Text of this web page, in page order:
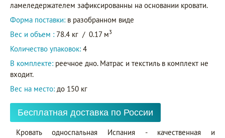
ламеледержателем зафиксированны на основании кровати.
Форма поставки: в разобранном виде
Вес и объем : 78.4 кг / 0.17 м3
Количество упаковок: 4
В комплекте: реечное дно. Матрас и текстиль в комплект не
входит.
Вес на место: до 150 кг
Бесплатная доставка по России
Кровать односпальная Испания - качественная и